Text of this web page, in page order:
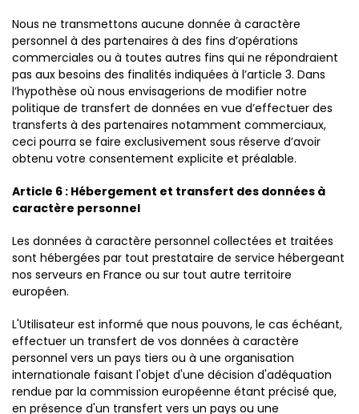
Nous ne transmettons aucune donnée à caractère
personnel à des partenaires à des fins d’opérations
commerciales ou à toutes autres fins qui ne répondraient
pas aux besoins des finalités indiquées à l’article 3. Dans
l’hypothèse où nous envisagerions de modifier notre
politique de transfert de données en vue d’effectuer des
transferts à des partenaires notamment commerciaux,
ceci pourra se faire exclusivement sous réserve d’avoir
obtenu votre consentement explicite et préalable.
Article 6 : Hébergement et transfert des données à
caractère personnel
Les données à caractère personnel collectées et traitées
sont hébergées par tout prestataire de service hébergeant
nos serveurs en France ou sur tout autre territoire
européen.
L'Utilisateur est informé que nous pouvons, le cas échéant,
effectuer un transfert de vos données à caractère
personnel vers un pays tiers ou à une organisation
internationale faisant l'objet d'une décision d'adéquation
rendue par la commission européenne étant précisé que,
en présence d'un transfert vers un pays ou une